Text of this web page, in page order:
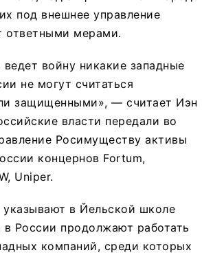
под внешнее управление
ответными мерами.
войну никакие западные
не могут считаться
защищенными», — считает Иэн
власти передали во
Росимуществу активы
концернов Fortum,
Uniper.
в Йельской школе
России продолжают работать
компаний, среди которых